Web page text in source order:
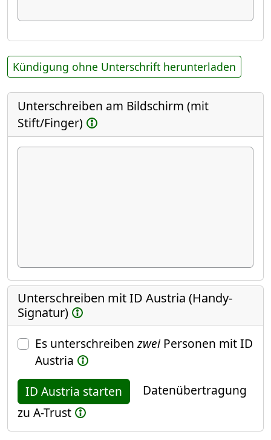
Kündigung ohne Unterschrift herunterladen
Unterschreiben am Bildschirm (mit
Stift/Finger)
Unterschreiben mit ID Austria (Handy-
Signatur)
Es unterschreibenzweiPersonen mit ID
Austria
ID Austria starten
Datenübertragung
zu A-Trust